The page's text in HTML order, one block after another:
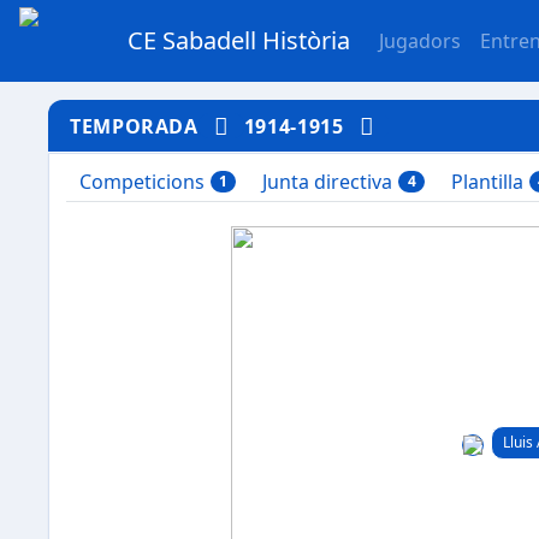
CE Sabadell Història Jugadors
TEMPORADA 1914-1915
Competicions 1 Junta directiva 4 Plantilla
Lluis